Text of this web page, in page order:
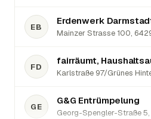
EB
FD
GE
G&G Entrümpelung